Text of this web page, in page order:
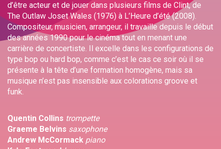
d’être acteur et de jouer dans plusieurs films de Clint, de
The Outlaw Joset Wales (1976) à L’Heure d’été (2008).
Compositeur, musicien, arrangeur, il travaille depuis le début
des années 1990 pour le cinéma tout en menant une
carrière de concertiste. Il excelle dans les configurations de
type bop ou hard bop, comme c’est le cas ce soir où il se
présente à la tête d’une formation homogène, mais sa
musique n’est pas insensible aux colorations groove et
funk.
Quentin Collins trompette
Graeme Belvins saxophone
Andrew McCormack piano